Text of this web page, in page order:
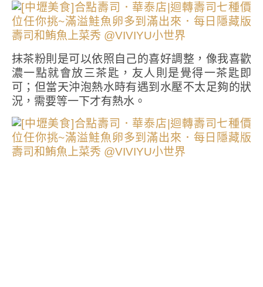
抹茶粉則是可以依照自己的喜好調整，像我喜歡
濃一點就會放三茶匙，友人則是覺得一茶匙即
可；但當天沖泡熱水時有遇到水壓不太足夠的狀
況，需要等一下才有熱水。